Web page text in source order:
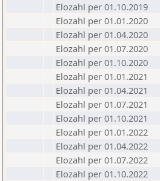
Elozahl per 01.10.2019
Elozahl per 01.01.2020
Elozahl per 01.04.2020
Elozahl per 01.07.2020
Elozahl per 01.10.2020
Elozahl per 01.01.2021
Elozahl per 01.04.2021
Elozahl per 01.07.2021
Elozahl per 01.10.2021
Elozahl per 01.01.2022
Elozahl per 01.04.2022
Elozahl per 01.07.2022
Elozahl per 01.10.2022